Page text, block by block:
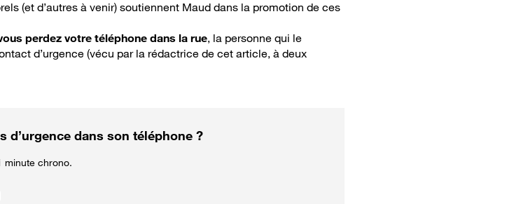
(et d’autres à venir) soutiennent Maud dans la promotion de ces
perdez votre téléphone dans la rue, la personne qui le
d’urgence (vécu par la rédactrice de cet article, à deux
d’urgence dans son téléphone ?
minute chrono.